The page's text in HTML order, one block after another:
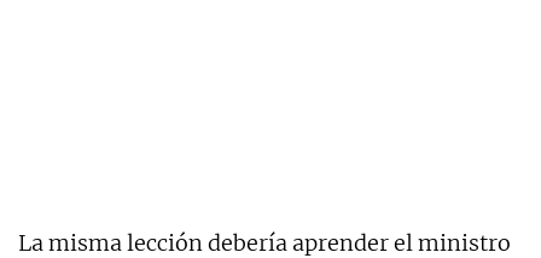
La misma lección debería aprender el ministro